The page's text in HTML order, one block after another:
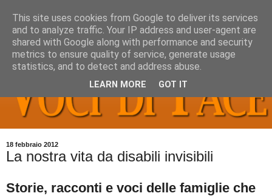
18 febbraio 2012
La nostra vita da disabili invisibili
Storie, racconti e voci delle famiglie che
This site uses cookies from Google to deliver its services
and to analyze traffic. Your IP address and user-agent are
shared with Google along with performance and security
metrics to ensure quality of service, generate usage
statistics, and to detect and address abuse.
LEARN MORE GOT IT